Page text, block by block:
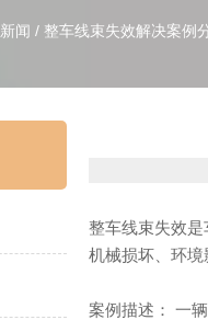
新闻 / 整车线束失效解决案例
整车线束失效
机械损坏、环
案例描述： 一